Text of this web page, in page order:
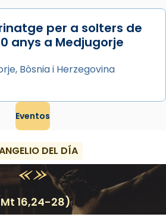
per a solters de
anys a Medjugorje
Bòsnia i Herzegovina
Eventos
DEL DÍA
16,24-28)